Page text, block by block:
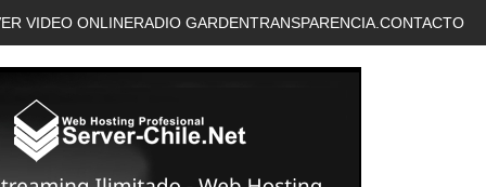
VIDEO ONLINERADIO GARDENTRANSPARENCIA. CONTACTO